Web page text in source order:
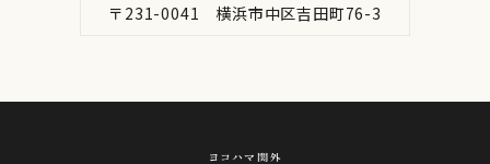
〒231-0041 横浜市中区吉田町76-3